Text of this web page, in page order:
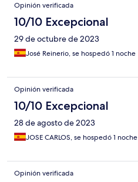
Opinión verificada
10/10 Excepcional
29 de octubre de 2023
José Reinerio, se hospedó 1 noche
Opinión verificada
10/10 Excepcional
28 de agosto de 2023
JOSE CARLOS, se hospedó 1 noche
Opinión verificada